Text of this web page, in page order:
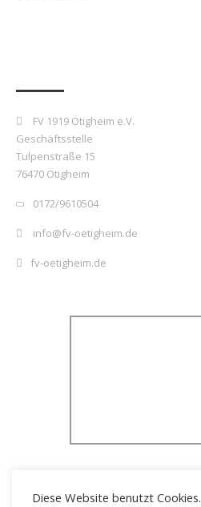
FV 1919 Ötigheim e.V.
Geschäftsstelle
Tulpenstraße 15
76470 Ötigheim
0172/9610504
info@fv-oetigheim.de
fv-oetigheim.de
Diese Website benutzt Cookies.